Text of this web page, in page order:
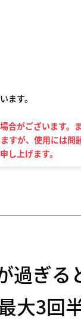
ます。
合がございます。
すが、使用には問
し上げます。
過ぎる
大3回